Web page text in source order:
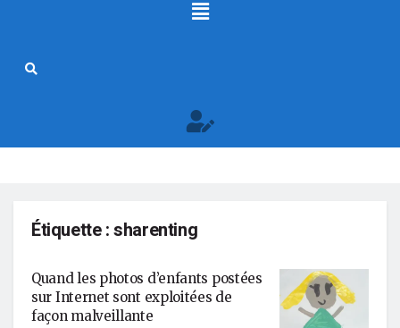
Étiquette :sharenting
Quand les photos d’enfants postées
sur Internet sont exploitées de
façon malveillante